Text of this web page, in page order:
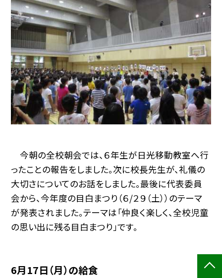
今朝の全校朝会では、６年生が日光移動教室へ行
ったことの報告をしました。次に校長先生が、礼儀の
大切さについてのお話をしました。最後に代表委員
会から、今年度の目白まつり（６/２９（土））のテーマ
が発表されました。テーマは「仲良く楽しく、全校児童
の思い出に残る目白まつり」です。
6月17日（月）の給食